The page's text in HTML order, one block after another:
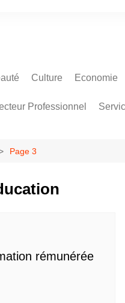
Culture Economie
Professionnel
Page 3
rémunérée